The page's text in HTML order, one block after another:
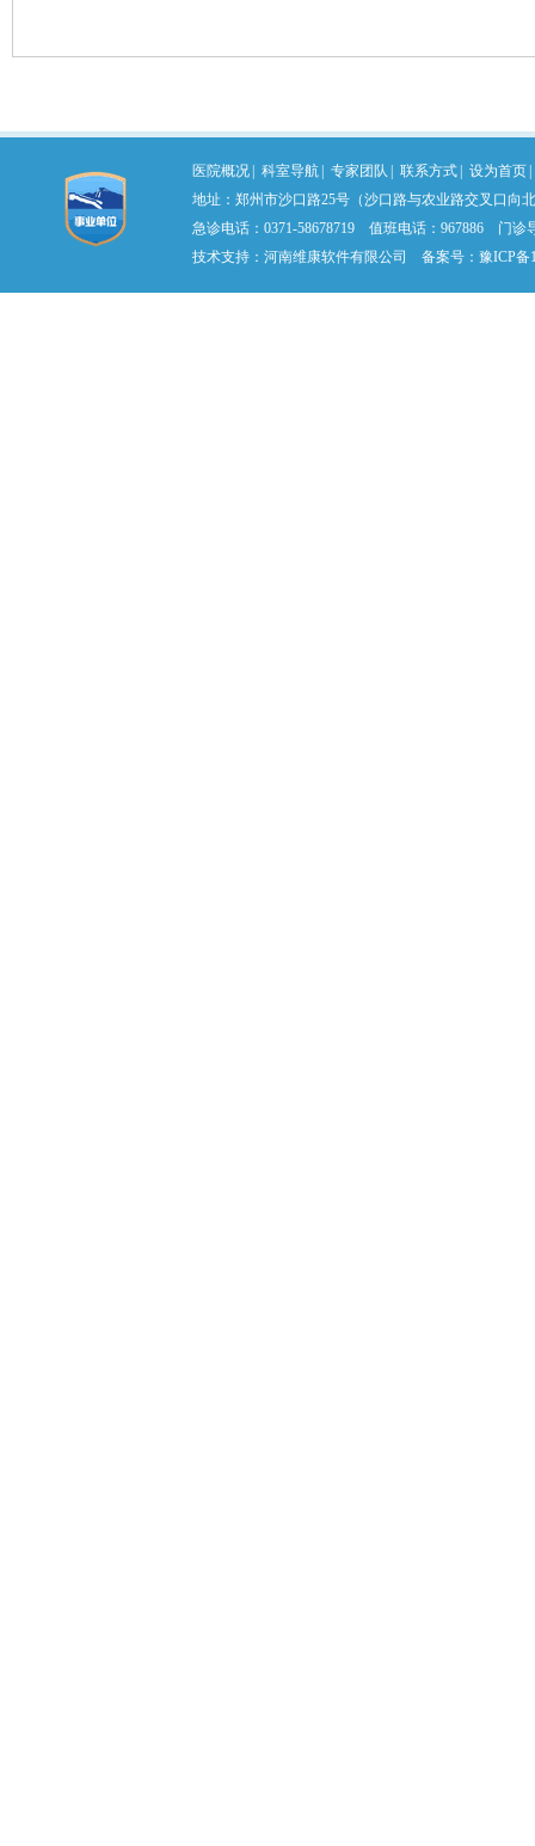
医院概况 科室导航 专家团队 联系方式 设为首页
地址：郑州市沙口路25号（沙口路与农业路交叉口向
急诊电话：0371-58678719 值班电话：967886 门诊
技术支持： 河南维康软件有限公司 备案号： 豫ICP备